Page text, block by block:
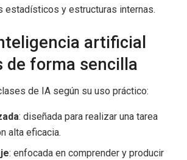
estadísticos y estructuras internas.
artificial
de forma sencilla
de IA según su uso práctico:
: diseñada para realizar una tarea
alta eficacia.
: enfocada en comprender y producir